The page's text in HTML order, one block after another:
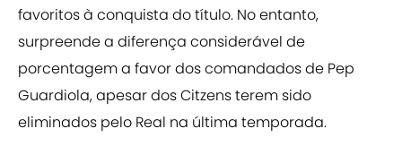
favoritos à conquista do título. No entanto,
surpreende a diferença considerável de
porcentagem a favor dos comandados de Pep
Guardiola, apesar dos Citzens terem sido
eliminados pelo Real na última temporada.